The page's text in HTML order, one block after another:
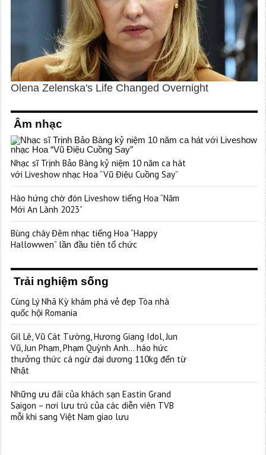
Âm nhạc
Nhạc sĩ Trịnh Bảo Bàng kỷ niệm 10 năm ca hát
với Liveshow nhạc Hoa “Vũ Điệu Cuồng Say”
Hào hứng chờ đón Liveshow tiếng Hoa “Năm
Mới An Lành 2023”
Bùng cháy Đêm nhạc tiếng Hoa “Happy
Hallowwen” lần đầu tiên tổ chức
Trải nghiệm sống
Cùng Lý Nhã Kỳ khám phá vẻ đẹp Tòa nhà
quốc hội Romania
Gil Lê, Vũ Cát Tường, Hương Giang Idol, Jun
Vũ, Jun Phạm, Phạm Quỳnh Anh… háo hức
thưởng thức cá ngừ đại dương 110kg đến từ
Nhật
Những ưu đãi của khách sạn Eastin Grand
Saigon – nơi lưu trú của các diễn viên TVB
mỗi khi sang Việt Nam giao lưu